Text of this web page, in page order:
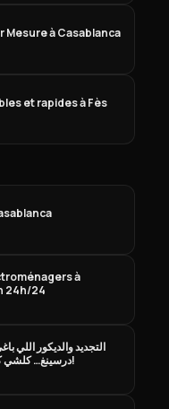
Mesure à Casablanca
et rapides à Fès
à
24h/24
التجديد والديكور اللي
درسينغ… كلشي كاين عندنا! فين ما كنت فالمغرب!